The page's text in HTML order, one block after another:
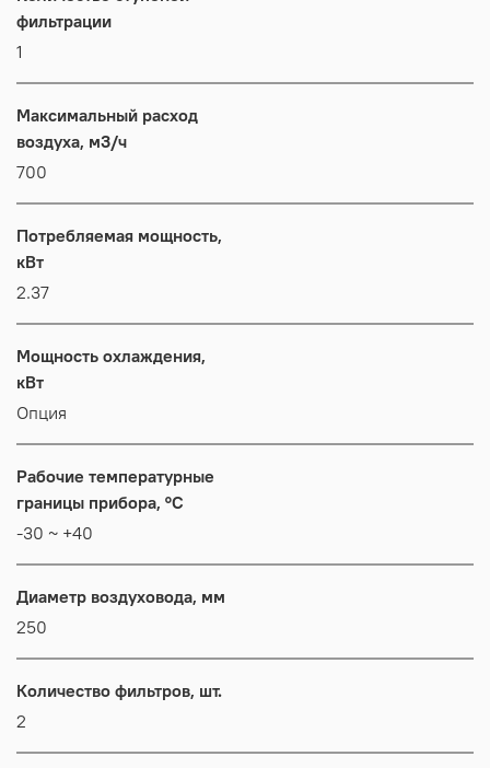
фильтрации
1
Максимальный расход
воздуха, м3/ч
700
Потребляемая мощность,
кВт
2.37
Мощность охлаждения,
кВт
Опция
Рабочие температурные
границы прибора, °C
-30 ~ +40
Диаметр воздуховода, мм
250
Количество фильтров, шт.
2